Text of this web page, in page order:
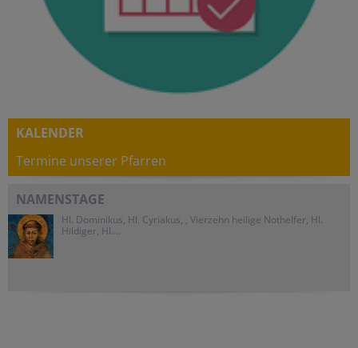
KALENDER
Termine unserer Pfarren
NAMENSTAGE
Hl. Dominikus, Hl. Cyriakus, , Vierzehn heilige Nothelfer, Hl.
Hildiger, Hl....